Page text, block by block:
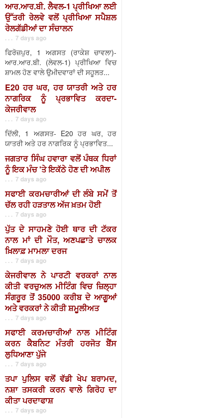
ਆਰ.ਆਰ.ਬੀ. ਲੈਵਲ-1 ਪ੍ਰੀਖਿਆ ਲਈ
ਉੱਤਰੀ ਰੇਲਵੇ ਵਲੋਂ ਪ੍ਰੀਖਿਆ ਸਪੈਸ਼ਲ
ਰੇਲਗੱਡੀਆਂ ਦਾ ਸੰਚਾਲਨ
. . . 7 days ago
ਫਿਰੋਜ਼ਪੁਰ, 1 ਅਗਸਤ (ਰਾਕੇਸ਼ ਚਾਵਲਾ)-
ਆਰ.ਆਰ.ਬੀ. (ਲੇਵਲ-1) ਪ੍ਰੀਖਿਆ ਵਿਚ
ਸ਼ਾਮਲ ਹੋਣ ਵਾਲੇ ਉਮੀਦਵਾਰਾਂ ਦੀ ਸਹੂਲਤ...
E20 ਹਰ ਘਰ, ਹਰ ਯਾਤਰੀ ਅਤੇ ਹਰ
ਨਾਗਰਿਕ ਨੂੰ ਪ੍ਰਭਾਵਿਤ ਕਰਦਾ-
ਕੇਜਰੀਵਾਲ
. . . 7 days ago
ਦਿੱਲੀ, 1 ਅਗਸਤ- E20 ਹਰ ਘਰ, ਹਰ
ਯਾਤਰੀ ਅਤੇ ਹਰ ਨਾਗਰਿਕ ਨੂੰ ਪ੍ਰਭਾਵਿਤ...
ਜਗਤਾਰ ਸਿੰਘ ਹਵਾਰਾ ਵਲੋਂ ਪੰਥਕ ਧਿਰਾਂ
ਨੂੰ ਇਕ ਮੰਚ 'ਤੇ ਇਕੱਠੇ ਹੋਣ ਦੀ ਅਪੀਲ
. . . 7 days ago
ਸਫਾਈ ਕਰਮਚਾਰੀਆਂ ਦੀ ਲੰਬੇ ਸਮੇਂ ਤੋਂ
ਚੱਲ ਰਹੀ ਹੜਤਾਲ ਅੱਜ ਖ਼ਤਮ ਹੋਈ
. . . 7 days ago
ਪੁੱਤ ਦੇ ਸਾਹਮਣੇ ਹੋਈ ਥਾਰ ਦੀ ਟੱਕਰ
ਨਾਲ ਮਾਂ ਦੀ ਮੌਤ, ਅਣਪਛਾਤੇ ਚਾਲਕ
ਖ਼ਿਲਾਫ਼ ਮਾਮਲਾ ਦਰਜ
. . . 7 days ago
ਕੇਜਰੀਵਾਲ ਨੇ ਪਾਰਟੀ ਵਰਕਰਾਂ ਨਾਲ
ਕੀਤੀ ਵਰਚੁਅਲ ਮੀਟਿੰਗ ਵਿਚ ਜ਼ਿਲ੍ਹਾ
ਸੰਗਰੂਰ ਤੋਂ 35000 ਕਰੀਬ ਦੇ ਆਗੂਆਂ
ਅਤੇ ਵਰਕਰਾਂ ਨੇ ਕੀਤੀ ਸ਼ਮੂਲੀਅਤ
. . . 7 days ago
ਸਫਾਈ ਕਰਮਚਾਰੀਆਂ ਨਾਲ ਮੀਟਿੰਗ
ਕਰਨ ਕੈਬਨਿਟ ਮੰਤਰੀ ਹਰਜੋਤ ਬੈਂਸ
ਲੁਧਿਆਣਾ ਪੁੱਜੇ
. . . 7 days ago
ਤਪਾ ਪੁਲਿਸ ਵਲੋਂ ਵੱਡੀ ਖੇਪ ਬਰਾਮਦ,
ਨਸ਼ਾ ਤਸਕਰੀ ਕਰਨ ਵਾਲੇ ਗਿਰੋਹ ਦਾ
ਕੀਤਾ ਪਰਦਾਫਾਸ਼
. . . 7 days ago